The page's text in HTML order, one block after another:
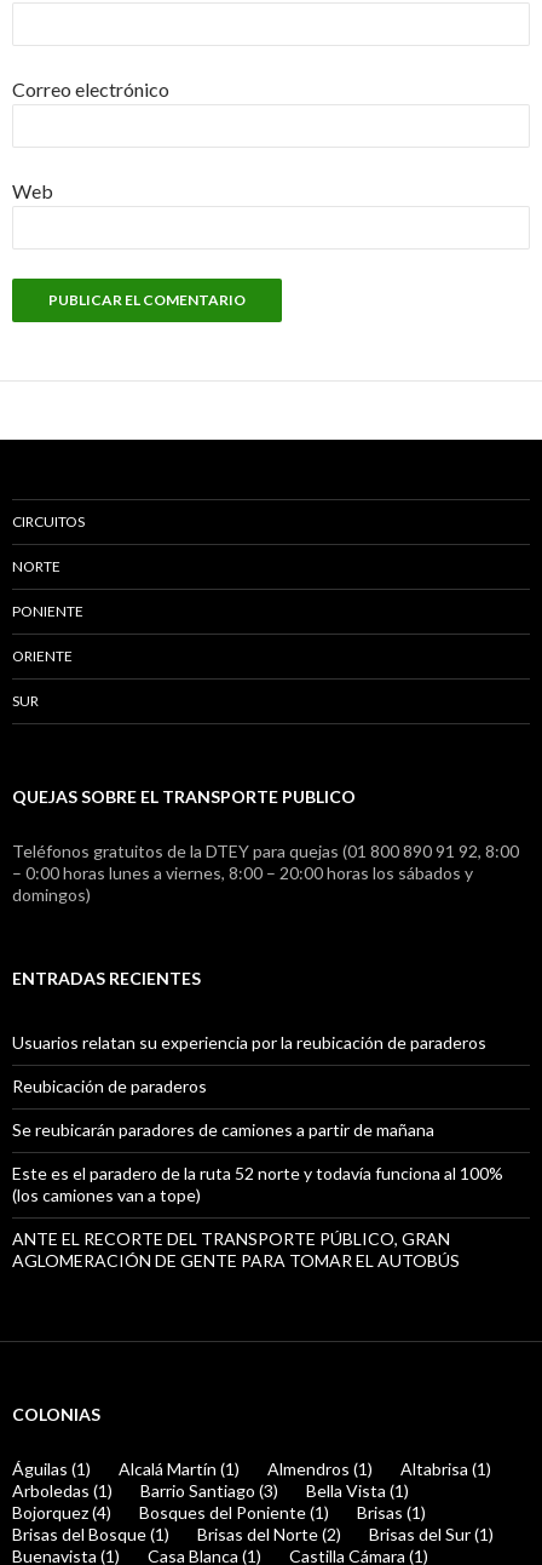
Correo electrónico
Web
CIRCUITOS
NORTE
PONIENTE
ORIENTE
SUR
QUEJAS SOBRE EL TRANSPORTE PUBLICO
Teléfonos gratuitos de la DTEY para quejas (01 800 890 91 92, 8:00
– 0:00 horas lunes a viernes, 8:00 – 20:00 horas los sábados y
domingos)
ENTRADAS RECIENTES
Usuarios relatan su experiencia por la reubicación de paraderos
Reubicación de paraderos
Se reubicarán paradores de camiones a partir de mañana
Este es el paradero de la ruta 52 norte y todavía funciona al 100%
(los camiones van a tope)
ANTE EL RECORTE DEL TRANSPORTE PÚBLICO, GRAN
AGLOMERACIÓN DE GENTE PARA TOMAR EL AUTOBÚS
COLONIAS
Águilas (1) Alcalá Martín (1) Almendros (1)
Altabrisa (1)
Arboledas (1)
Barrio Santiago (3)
Bella Vista (1)
Bojorquez (4)
Bosques del Poniente (1)
Brisas (1)
Brisas del Bosque (1)
Brisas del Norte (2)
Brisas del Sur (1)
Buenavista (1)
Casa Blanca (1) Castilla Cámara (1)